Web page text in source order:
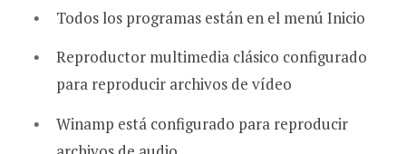
Todos los programas están en el menú Inicio
Reproductor multimedia clásico configurado
para reproducir archivos de vídeo
Winamp está configurado para reproducir